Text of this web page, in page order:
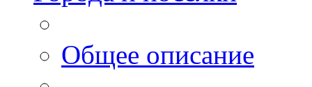
Общее описание